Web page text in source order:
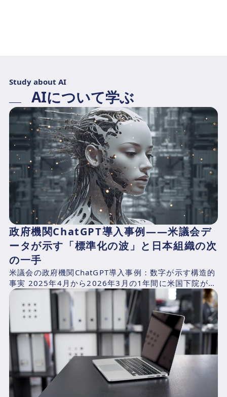
Study about AI
AIについて学ぶ
政府機関ChatGPT導入事例——米議会デ
ータが示す「標準化の波」と日本組織の次
の一手
米議会の政府機関ChatGPT導入事例：数字が示す構造的
事実 2025年4月から2026年3月の1年間に米国下院が支
出したAI関連費用を、CNBCが下院支出記録...